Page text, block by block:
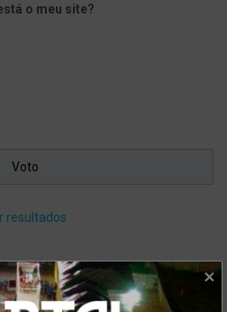
o meu site?
resultados